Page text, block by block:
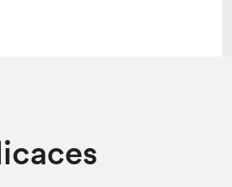
Programmation dans la ville